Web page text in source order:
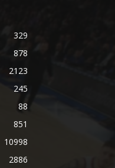
329
878
2123
245
88
851
10998
2886